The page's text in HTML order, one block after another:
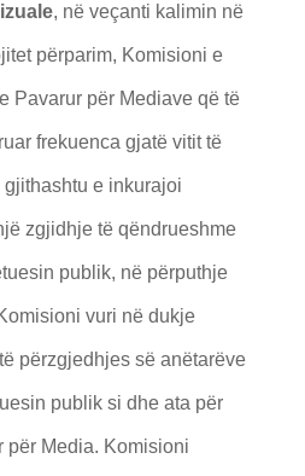
, në veçanti kalimin në
përparim, Komisioni e
Pavarur për Mediave që të
frekuenca gjatë vitit të
e inkurajoi
zgjidhje të qëndrueshme
publik, në përputhje
vuri në dukje
përzgjedhjes së anëtarëve
publik si dhe ata për
për Media. Komisioni